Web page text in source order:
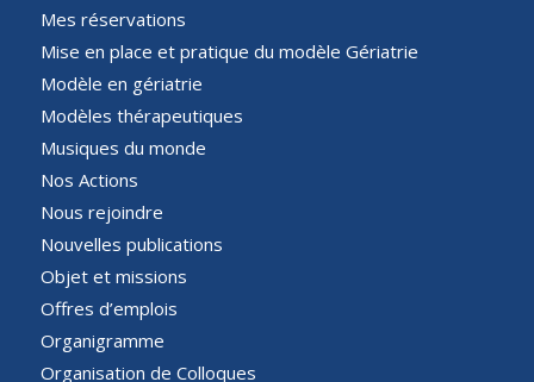
Mes réservations
Mise en place et pratique du modèle Gériatrie
Modèle en gériatrie
Modèles thérapeutiques
Musiques du monde
Nos Actions
Nous rejoindre
Nouvelles publications
Objet et missions
Offres d’emplois
Organigramme
Organisation de Colloques